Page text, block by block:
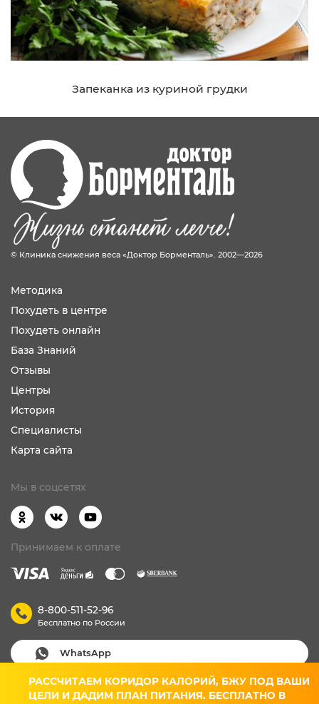
Запеканка из куриной грудки
© Клиника снижения веса «Доктор Борменталь». 2002—2026
Методика
Похудеть в центре
Похудеть онлайн
База Знаний
Отзывы
Центры
История
Специалисты
Карта сайта
Мы в соцсетях
Принимаем к оплате
8-800-511-52-96
Бесплатно по России
WhatsApp
Вход для клиентов
РАССЧИТАЕМ КОРИДОР КАЛОРИЙ, БЖУ ПОД ВАШИ
ЦЕЛИ И ДАДИМ ПЛАН ПИТАНИЯ. БЕСПЛАТНО В